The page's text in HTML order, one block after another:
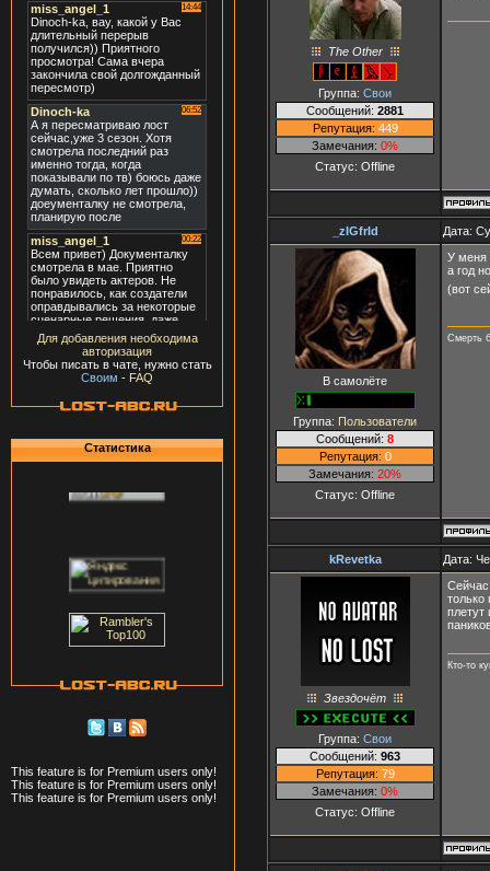
Для добавления необходима
авторизация
Чтобы писать в чате, нужно стать
Своим - FAQ
Статистика
This feature is for Premium users only!
This feature is for Premium users only!
This feature is for Premium users only!
The Other
Группа: Свои
Сообщений: 2881
Репутация: 449
Замечания: 0%
Статус: Offline
_zIGfrId Дата:
В самолёте
Группа: Пользователи
Сообщений: 8
Репутация: 0
Замечания: 20%
Статус: Offline
У меня
а год
(вот
Cмерть
kRevetka Дата:
Звездочёт
Группа: Свои
Сообщений: 963
Репутация: 79
Замечания: 0%
Статус: Offline
только
плетут
Кто-то